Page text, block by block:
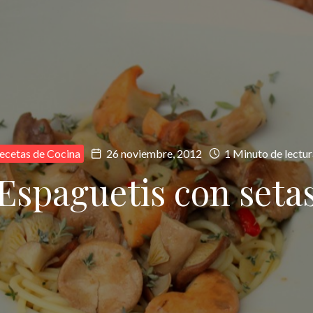
de Cocina 26 noviembre, 2012 1 Minuto de
con